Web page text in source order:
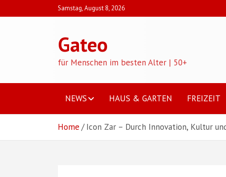
to
Samstag, August 8, 2026
Gateo
für Menschen im besten Alter | 50+
NEWS HAUS & GARTEN FREIZEIT
Home Icon Zar – Durch Innovation, Kultur